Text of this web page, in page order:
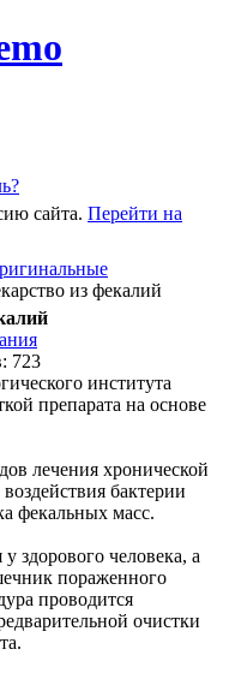
сайта. Перейти на
из фекалий
723
института
препарата на основе
лечения хронической
бактерии
фекальных масс.
здорового человека, а
пораженного
проводится
очистки